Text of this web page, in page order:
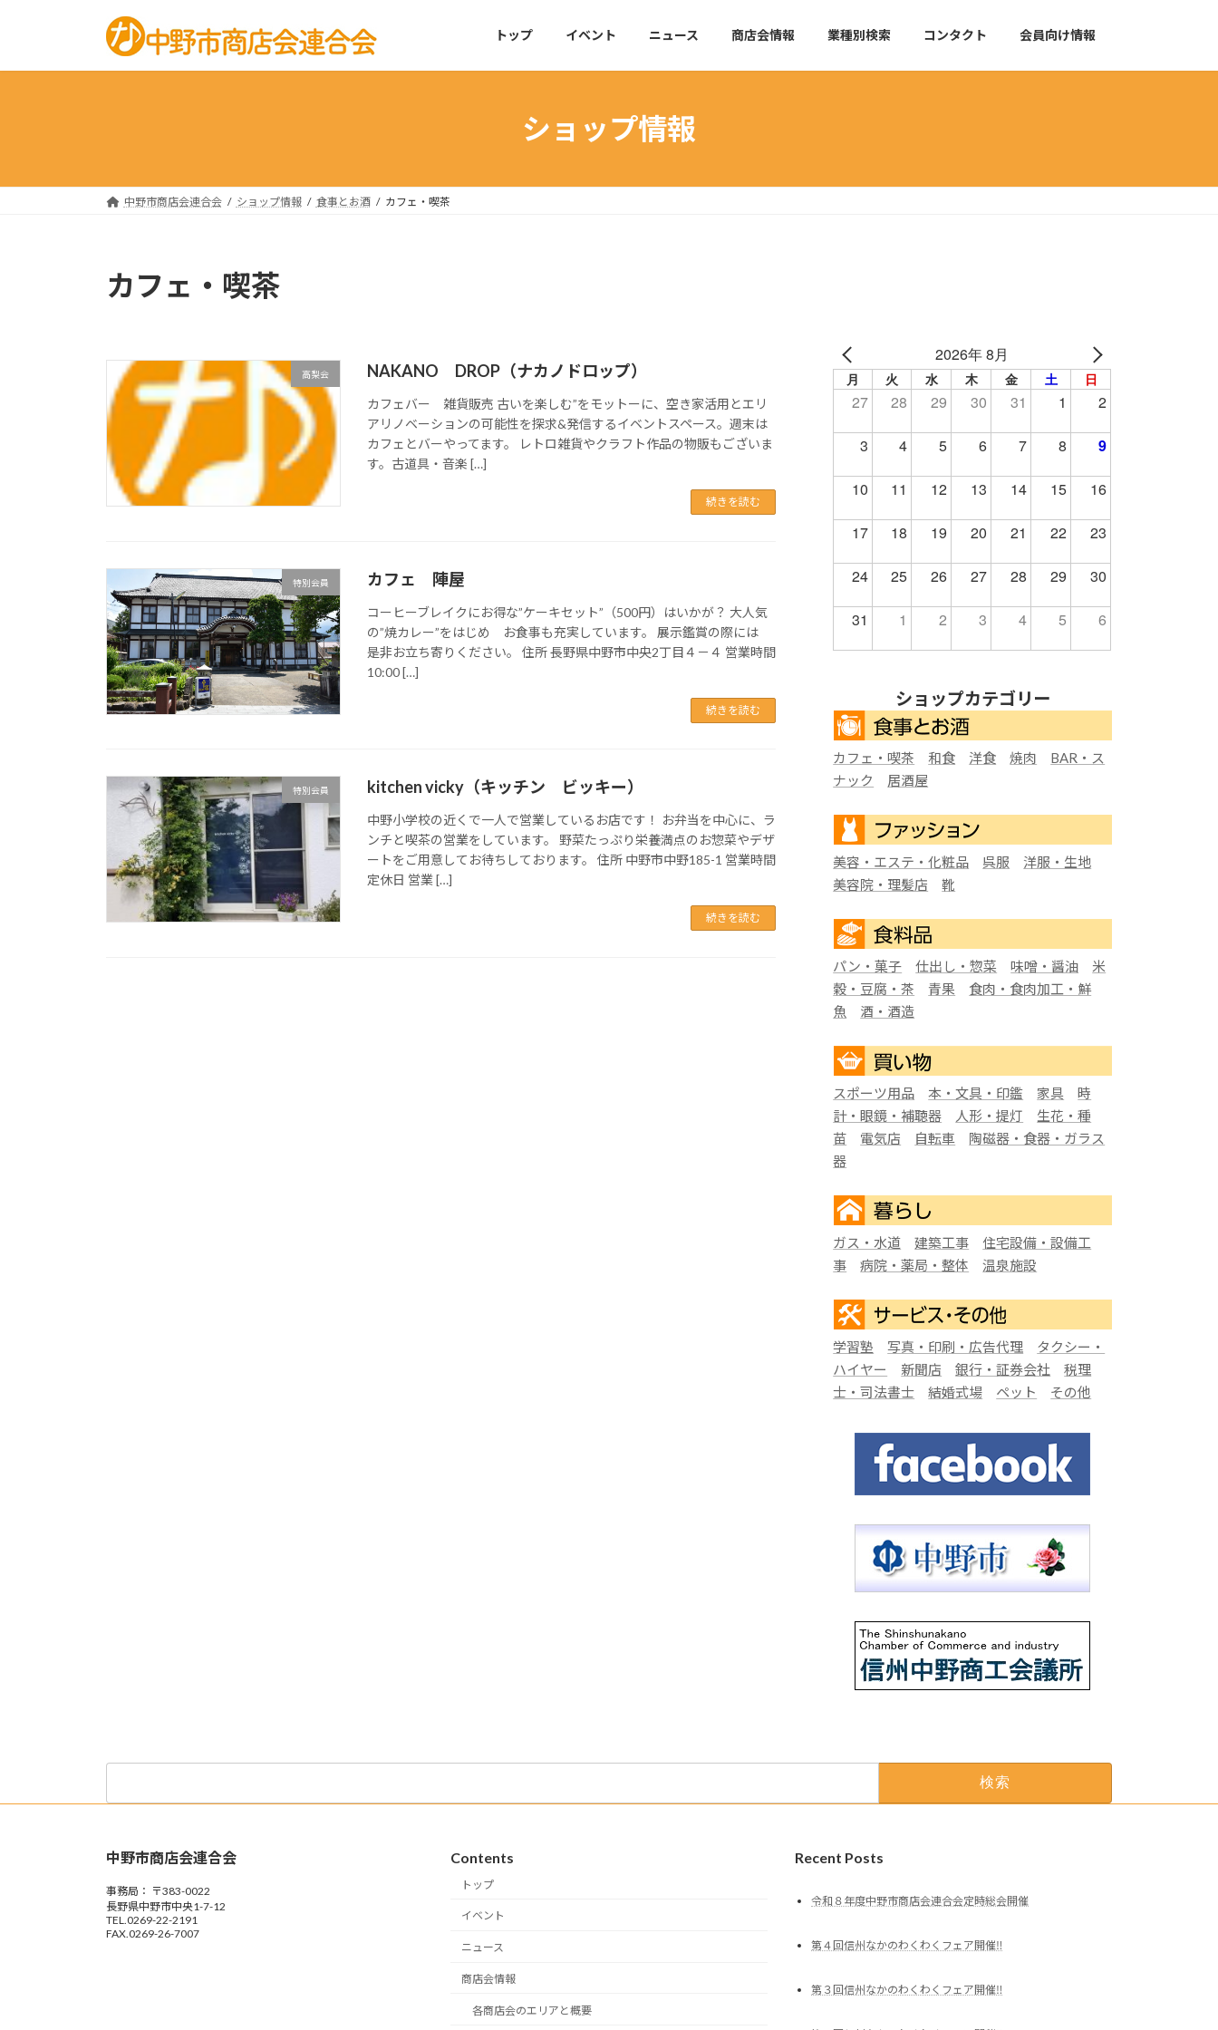
ン
ッ
ー
移
トップ イベント ニュース 商店会情報 業種別検索 コンタクト 会員向け情報
ショップ情報
中野市商店会連合会 ショップ情報 食事とお酒 カフェ・喫茶
カフェ・喫茶
高梨会 NAKANO DROP（ナカノドロップ）
カフェバー 雑貨販売 古いを楽しむ”をモットーに、空き家活用とエリ
アリノベーションの可能性を探求&発信するイベントスペース。週末は
カフェとバーやってます。 レトロ雑貨やクラフト作品の物販もございま
す。古道具・音楽 […]
続きを読む
特別会員 カフェ 陣屋
コーヒーブレイクにお得な”ケーキセット”（500円）はいかが？ 大人気
の”焼カレー”をはじめ お食事も充実しています。 展示鑑賞の際には
是非お立ち寄りください。 住所 長野県中野市中央2丁目４－４ 営業時間
10:00 […]
続きを読む
特別会員 kitchen vicky（キッチン ビッキー）
中野小学校の近くで一人で営業しているお店です！ お弁当を中心に、ラ
ンチと喫茶の営業をしています。 野菜たっぷり栄養満点のお惣菜やデザ
ートをご用意してお待ちしております。 住所 中野市中野185-1 営業時間
定休日 営業 […]
続きを読む
2026年 8月
月 火 水 木 金 土 日
27 28 29 30 31 1 2
3 4 5 6 7 8 9
10 11 12 13 14 15 16
17 18 19 20 21 22 23
24 25 26 27 28 29 30
31 1 2 3 4 5 6
ショップカテゴリー
カフェ・喫茶 和食 洋食 焼肉
BAR・ス
ナック
居酒屋
美容・エステ・化粧品 呉服
洋服・生地
美容院・理髪店
靴
パン・菓子 仕出し・惣菜 味噌・醤油
米
穀・豆腐・茶
青果
食肉・食肉加工・鮮
魚
酒・酒造
スポーツ用品 本・文具・印鑑 家具
時
計・眼鏡・補聴器
人形・提灯
生花・種
苗
電気店 自転車
陶磁器・食器・ガラス
器
ガス・水道 建築工事
住宅設備・設備工
事
病院・薬局・整体 温泉施設
学習塾 写真・印刷・広告代理
タクシー・
ハイヤー
新聞店 銀行・証券会社
税理
士・司法書士
結婚式場 ペット その他
中野市商店会連合会
事務局： 〒383-0022
長野県中野市中央1-7-12
TEL.0269-22-2191
FAX.0269-26-7007
Contents
トップ
イベント
ニュース
商店会情報
各商店会のエリアと概要
Recent Posts
令和８年度中野市商店会連合会定時総会開催
第４回信州なかのわくわくフェア開催‼
第３回信州なかのわくわくフェア開催‼